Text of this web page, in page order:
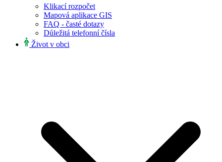
Klikací rozpočet
Mapová aplikace GIS
FAQ - časté dotazy
Důležitá telefonní čísla
Život v obci